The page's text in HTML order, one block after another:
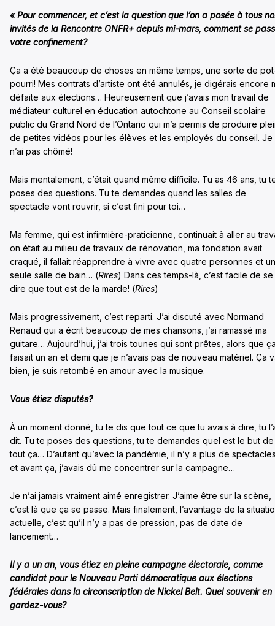
« Pour commencer, et c’est la question que l’on a posée à tous
invités de la Rencontre ONFR+ depuis mi-mars, comment se
votre confinement?
Ça a été beaucoup de choses en même temps, une sorte de
pourri! Mes contrats d’artiste ont été annulés, je digérais encore
défaite aux élections… Heureusement que j’avais mon travail de
médiateur culturel en éducation autochtone au Conseil scolaire
public du Grand Nord de l’Ontario qui m’a permis de produire
de petites vidéos pour les élèves et les employés du conseil. Je
n’ai pas chômé!
Mais mentalement, c’était quand même difficile. Tu as 46 ans, tu
poses des questions. Tu te demandes quand les salles de
spectacle vont rouvrir, si c’est fini pour toi…
Ma femme, qui est infirmière-praticienne, continuait à aller au
on était au milieu de travaux de rénovation, ma fondation avait
craqué, il fallait réapprendre à vivre avec quatre personnes et
seule salle de bain… (Rires) Dans ces temps-là, c’est facile de se
dire que tout est de la marde! (Rires)
Mais progressivement, c’est reparti. J’ai discuté avec Normand
Renaud qui a écrit beaucoup de mes chansons, j’ai ramassé ma
guitare… Aujourd’hui, j’ai trois tounes qui sont prêtes, alors que
faisait un an et demi que je n’avais pas de nouveau matériel. Ça
bien, je suis retombé en amour avec la musique.
Vous étiez disputés?
À un moment donné, tu te dis que tout ce que tu avais à dire, tu
dit. Tu te poses des questions, tu te demandes quel est le but de
tout ça… D’autant qu’avec la pandémie, il n’y a plus de
et avant ça, j’avais dû me concentrer sur la campagne…
Je n’ai jamais vraiment aimé enregistrer. J’aime être sur la scène,
c’est là que ça se passe. Mais finalement, l’avantage de la
actuelle, c’est qu’il n’y a pas de pression, pas de date de
lancement…
Il y a un an, vous étiez en pleine campagne électorale, comme
candidat pour le Nouveau Parti démocratique aux élections
fédérales dans la circonscription de Nickel Belt. Quel souvenir en
gardez-vous?